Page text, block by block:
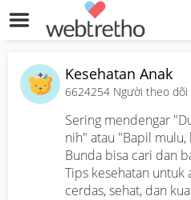
Kesehatan Anak
6624254 Người theo dõi
Sering mendengar
nih" atau "Bapil mulu,
Bunda bisa cari dan
Tips kesehatan untuk
cerdas, sehat, dan